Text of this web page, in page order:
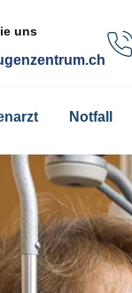
uns
Notfall